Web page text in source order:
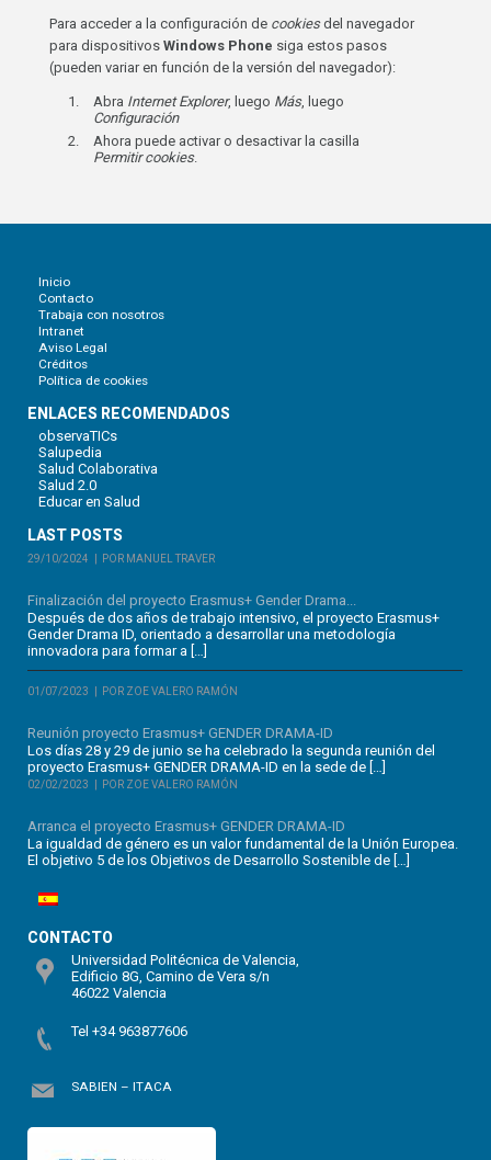
Para acceder a la configuración de cookiesdel navegador
para dispositivosWindows Phone siga estos pasos
(pueden variar en función de la versión del navegador):
Abra Internet Explorer, luego Más, luego
Configuración
Ahora puede activar o desactivar la casilla
Permitir cookies.
Inicio
Contacto
Trabaja con nosotros
Intranet
Aviso Legal
Créditos
Política de cookies
ENLACES RECOMENDADOS
observaTICs
Salupedia
Salud Colaborativa
Salud 2.0
Educar en Salud
LAST POSTS
29/10/2024 POR MANUEL TRAVER
Finalización del proyecto Erasmus+ Gender Drama...
Después de dos años de trabajo intensivo, el proyecto Erasmus+
Gender Drama ID, orientado a desarrollar una metodología
innovadora para formar a […]
01/07/2023 POR ZOE VALERO RAMÓN
Reunión proyecto Erasmus+ GENDER DRAMA-ID
Los días 28 y 29 de junio se ha celebrado la segunda reunión del
proyecto Erasmus+ GENDER DRAMA-ID en la sede de […]
02/02/2023 POR ZOE VALERO RAMÓN
Arranca el proyecto Erasmus+ GENDER DRAMA-ID
La igualdad de género es un valor fundamental de la Unión Europea.
El objetivo 5 de los Objetivos de Desarrollo Sostenible de […]
CONTACTO
Universidad Politécnica de Valencia,
Edificio 8G, Camino de Vera s/n
46022 Valencia
Tel +34 963877606
SABIEN – ITACA